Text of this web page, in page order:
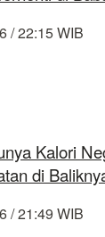
/ 22:15 WIB
Kalori
di
/ 21:49 WIB